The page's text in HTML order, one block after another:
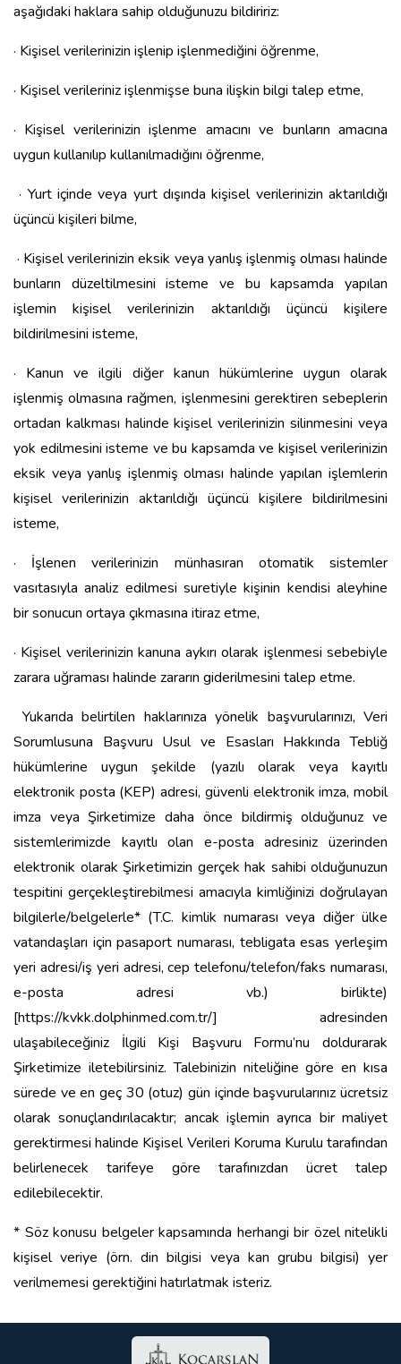
aşağıdaki haklara sahip olduğunuzu bildiririz:
· Kişisel verilerinizin işlenip işlenmediğini öğrenme,
· Kişisel verileriniz işlenmişse buna ilişkin bilgi talep etme,
· Kişisel verilerinizin işlenme amacını ve bunların amacına
uygun kullanılıp kullanılmadığını öğrenme,
· Yurt içinde veya yurt dışında kişisel verilerinizin aktarıldığı
üçüncü kişileri bilme,
· Kişisel verilerinizin eksik veya yanlış işlenmiş olması halinde
bunların düzeltilmesini isteme ve bu kapsamda yapılan
işlemin kişisel verilerinizin aktarıldığı üçüncü kişilere
bildirilmesini isteme,
· Kanun ve ilgili diğer kanun hükümlerine uygun olarak
işlenmiş olmasına rağmen, işlenmesini gerektiren sebeplerin
ortadan kalkması halinde kişisel verilerinizin silinmesini veya
yok edilmesini isteme ve bu kapsamda ve kişisel verilerinizin
eksik veya yanlış işlenmiş olması halinde yapılan işlemlerin
kişisel verilerinizin aktarıldığı üçüncü kişilere bildirilmesini
isteme,
· İşlenen verilerinizin münhasıran otomatik sistemler
vasıtasıyla analiz edilmesi suretiyle kişinin kendisi aleyhine
bir sonucun ortaya çıkmasına itiraz etme,
· Kişisel verilerinizin kanuna aykırı olarak işlenmesi sebebiyle
zarara uğraması halinde zararın giderilmesini talep etme.
Yukarıda belirtilen haklarınıza yönelik başvurularınızı, Veri
Sorumlusuna Başvuru Usul ve Esasları Hakkında Tebliğ
hükümlerine uygun şekilde (yazılı olarak veya kayıtlı
elektronik posta (KEP) adresi, güvenli elektronik imza, mobil
imza veya Şirketimize daha önce bildirmiş olduğunuz ve
sistemlerimizde kayıtlı olan e-posta adresiniz üzerinden
elektronik olarak Şirketimizin gerçek hak sahibi olduğunuzun
tespitini gerçekleştirebilmesi amacıyla kimliğinizi doğrulayan
bilgilerle/belgelerle* (T.C. kimlik numarası veya diğer ülke
vatandaşları için pasaport numarası, tebligata esas yerleşim
yeri adresi/iş yeri adresi, cep telefonu/telefon/faks numarası,
e-posta adresi vb.) birlikte)
[https://kvkk.dolphinmed.com.tr/] adresinden
ulaşabileceğiniz İlgili Kişi Başvuru Formu’nu doldurarak
Şirketimize iletebilirsiniz. Talebinizin niteliğine göre en kısa
sürede ve en geç 30 (otuz) gün içinde başvurularınız ücretsiz
olarak sonuçlandırılacaktır; ancak işlemin ayrıca bir maliyet
gerektirmesi halinde Kişisel Verileri Koruma Kurulu tarafından
belirlenecek tarifeye göre tarafınızdan ücret talep
edilebilecektir.
* Söz konusu belgeler kapsamında herhangi bir özel nitelikli
kişisel veriye (örn. din bilgisi veya kan grubu bilgisi) yer
verilmemesi gerektiğini hatırlatmak isteriz.